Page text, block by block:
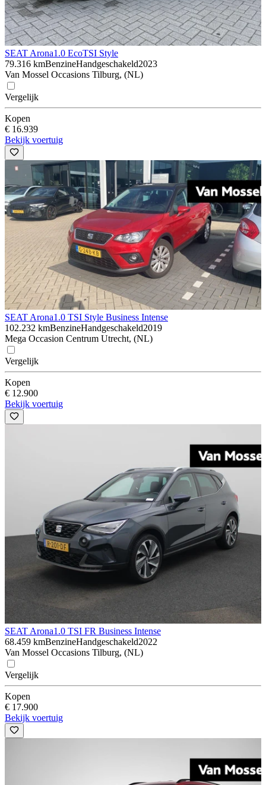
SEAT Arona1.0 EcoTSI Style
79.316 kmBenzineHandgeschakeld2023
Van Mossel Occasions Tilburg, (NL)
Vergelijk
Kopen
€ 16.939
Bekijk voertuig
SEAT Arona1.0 TSI Style Business Intense
102.232 kmBenzineHandgeschakeld2019
Mega Occasion Centrum Utrecht, (NL)
Vergelijk
Kopen
€ 12.900
Bekijk voertuig
SEAT Arona1.0 TSI FR Business Intense
68.459 kmBenzineHandgeschakeld2022
Van Mossel Occasions Tilburg, (NL)
Vergelijk
Kopen
€ 17.900
Bekijk voertuig